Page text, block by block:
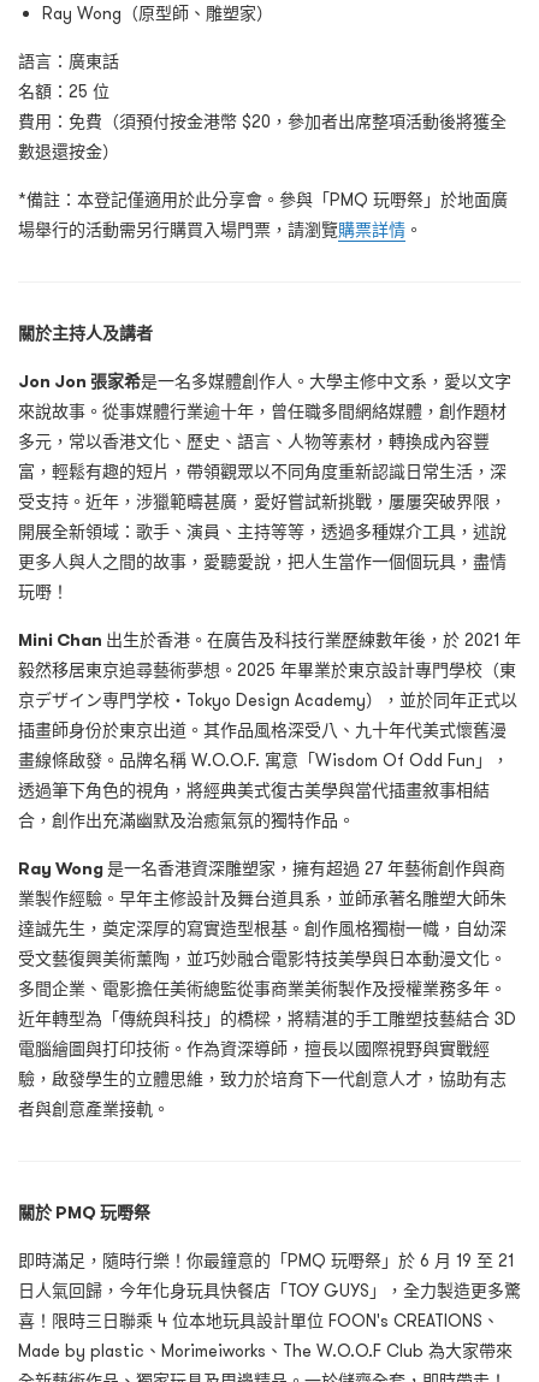
Ray Wong（原型師、雕塑家）
語言：廣東話
名額：25 位
費用：免費（須預付按金港幣 $20，參加者出席整項活動後將獲全
數退還按金）
*備註：本登記僅適用於此分享會。參與「PMQ 玩嘢祭」於地面廣
場舉行的活動需另行購買入場門票，請瀏覽購票詳情 。
關於主持人及講者
Jon Jon 張家希是一名多媒體創作人。大學主修中文系，愛以文字
來說故事。從事媒體行業逾十年，曾任職多間網絡媒體，創作題材
多元，常以香港文化、歷史、語言、人物等素材，轉換成內容豐
富，輕鬆有趣的短片，帶領觀眾以不同角度重新認識日常生活，深
受支持。近年，涉獵範疇甚廣，愛好嘗試新挑戰，屢屢突破界限，
開展全新領域：歌手、演員、主持等等，透過多種媒介工具，述說
更多人與人之間的故事，愛聽愛說，把人生當作一個個玩具，盡情
玩嘢！
Mini Chan 出生於香港。在廣告及科技行業歷練數年後，於 2021 年
毅然移居東京追尋藝術夢想。2025 年畢業於東京設計專門學校（東
京デザイン専門学校・Tokyo Design Academy），並於同年正式以
插畫師身份於東京出道。其作品風格深受八、九十年代美式懷舊漫
畫線條啟發。品牌名稱 W.O.O.F. 寓意「Wisdom Of Odd Fun」，
透過筆下角色的視角，將經典美式復古美學與當代插畫敘事相結
合，創作出充滿幽默及治癒氣氛的獨特作品。
Ray Wong是一名香港資深雕塑家，擁有超過 27 年藝術創作與商
業製作經驗。早年主修設計及舞台道具系，並師承著名雕塑大師朱
達誠先生，奠定深厚的寫實造型根基。創作風格獨樹一幟，自幼深
受文藝復興美術薰陶，並巧妙融合電影特技美學與日本動漫文化。
多間企業、電影擔任美術總監從事商業美術製作及授權業務多年。
近年轉型為「傳統與科技」的橋樑，將精湛的手工雕塑技藝結合 3D
電腦繪圖與打印技術。作為資深導師，擅長以國際視野與實戰經
驗，啟發學生的立體思維，致力於培育下一代創意人才，協助有志
者與創意產業接軌。
關於 PMQ 玩嘢祭
即時滿足，隨時行樂！你最鐘意的「PMQ 玩嘢祭」於 6 月 19 至 21
日人氣回歸，今年化身玩具快餐店「TOY GUYS」，全力製造更多驚
喜！限時三日聯乘 4 位本地玩具設計單位 FOON's CREATIONS、
Made by plastic、Morimeiworks、The W.O.O.F Club 為大家帶來